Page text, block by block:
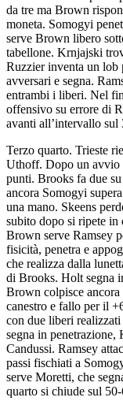
da tre ma Brown
moneta. Somogyi
serve Brown libero
tabellone. Krnjajski
Ruzzier inventa un lob
avversari e segna.
entrambi i liberi. Nel
offensivo su errore di
avanti all’intervallo sul
Terzo quarto. Trieste
Uthoff. Dopo un avvio
punti. Brooks fa due
ancora Somogyi
una mano. Skeens
subito dopo si ripete in
Brown serve Ramsey
fisicità, penetra e
che realizza dalla
di Brooks. Holt segna
Brown colpisce
canestro e fallo per il
con due liberi
segna in
Candussi. Ramsey
passi fischiati a
serve Moretti, che
quarto si chiude sul